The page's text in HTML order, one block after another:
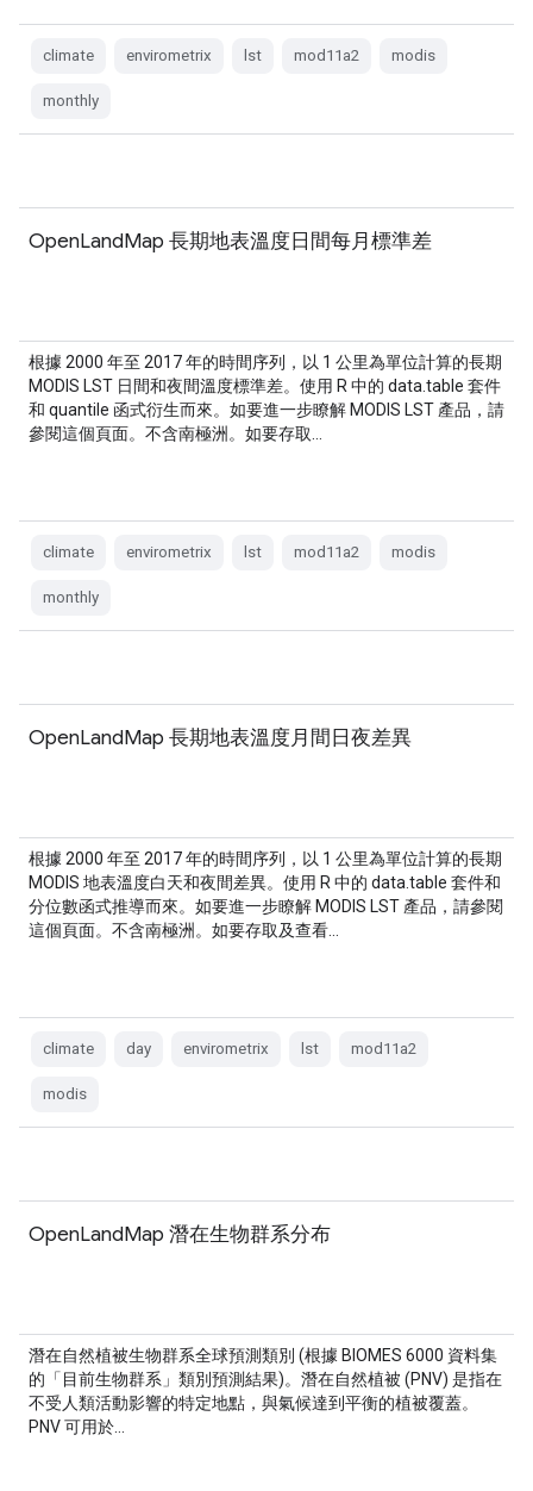
climate envirometrix lst mod11a2 modis
monthly
OpenLandMap 長期地表溫度日間每月標準差
根據 2000 年至 2017 年的時間序列，以 1 公里為單位計算的長期
MODIS LST 日間和夜間溫度標準差。使用 R 中的 data.table 套件
和 quantile 函式衍生而來。如要進一步瞭解 MODIS LST 產品，請
參閱這個頁面。不含南極洲。如要存取…
climate envirometrix lst mod11a2 modis
monthly
OpenLandMap 長期地表溫度月間日夜差異
根據 2000 年至 2017 年的時間序列，以 1 公里為單位計算的長期
MODIS 地表溫度白天和夜間差異。使用 R 中的 data.table 套件和
分位數函式推導而來。如要進一步瞭解 MODIS LST 產品，請參閱
這個頁面。不含南極洲。如要存取及查看…
climate day envirometrix lst mod11a2
modis
OpenLandMap 潛在生物群系分布
潛在自然植被生物群系全球預測類別 (根據 BIOMES 6000 資料集
的「目前生物群系」類別預測結果)。潛在自然植被 (PNV) 是指在
不受人類活動影響的特定地點，與氣候達到平衡的植被覆蓋。
PNV 可用於…